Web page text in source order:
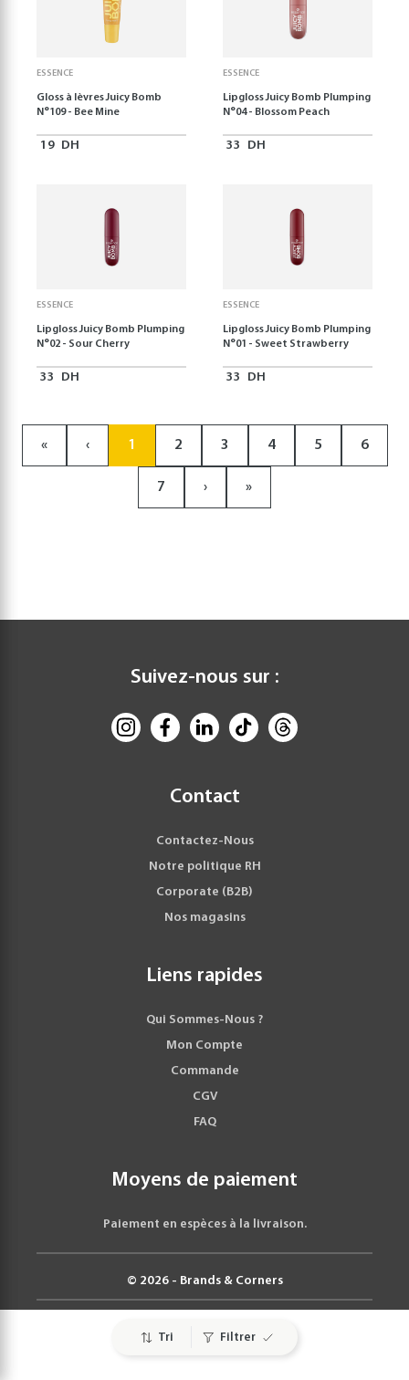
Tri Filtrer
ESSENCE
Gloss à lèvres Juicy Bomb
N°109 - Bee Mine
19 DH
ESSENCE
Lipgloss Juicy Bomb Plumping
N°04 - Blossom Peach
33 DH
ESSENCE
Lipgloss Juicy Bomb Plumping
N°02 - Sour Cherry
33 DH
ESSENCE
Lipgloss Juicy Bomb Plumping
N°01 - Sweet Strawberry
33 DH
« ‹ 1 2 3 4 5 6
7 › »
Suivez-nous sur :
Contact
Contactez-Nous
Notre politique RH
Corporate (B2B)
Nos magasins
Liens rapides
Qui Sommes-Nous ?
Mon Compte
Commande
CGV
FAQ
Moyens de paiement
Paiement en espèces à la livraison.
© 2026 - Brands & Corners